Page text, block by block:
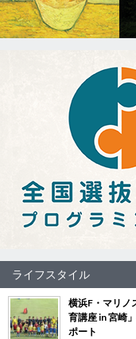
ライフスタイル
横浜F・マリノ
育講座 in 宮崎
ポート